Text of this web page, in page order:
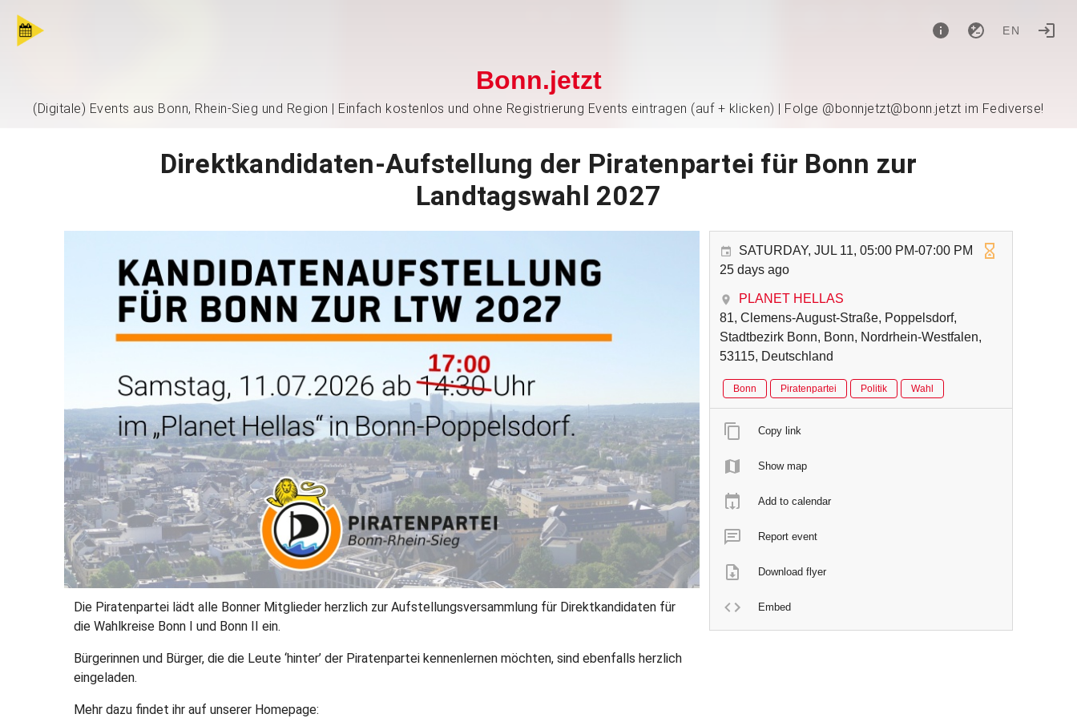
EN
Bonn.jetzt
(Digitale) Events aus Bonn, Rhein-Sieg und Region | Einfach kostenlos und ohne Registrierung Events eintragen (auf + klicken) | Folge @bonnjetzt@bonn.jetzt im Fediverse!
Direktkandidaten-Aufstellung der Piratenpartei für Bonn zur
Landtagswahl 2027
Die Piratenpartei lädt alle Bonner Mitglieder herzlich zur Aufstellungsversammlung für Direktkandidaten für
die Wahlkreise Bonn I und Bonn II ein.
Bürgerinnen und Bürger, die die Leute ‘hinter’ der Piratenpartei kennenlernen möchten, sind ebenfalls herzlich
eingeladen.
Mehr dazu findet ihr auf unserer Homepage:
SATURDAY, JUL 11, 05:00 PM-07:00 PM
25 days ago
PLANET HELLAS
81, Clemens-August-Straße, Poppelsdorf,
Stadtbezirk Bonn, Bonn, Nordrhein-Westfalen,
53115, Deutschland
Bonn Piratenpartei Politik Wahl
Copy link
Show map
Add to calendar
Report event
Download flyer
Embed